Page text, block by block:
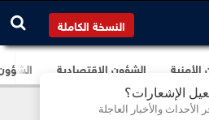
الإشعارات؟
الأحداث والأخبار العاجلة
النسخة الكاملة
الشؤون الإقتصادية